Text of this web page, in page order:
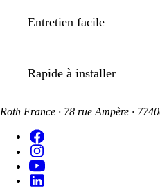
Entretien facile
Rapide à installer
Roth France · 78 rue Ampère ·